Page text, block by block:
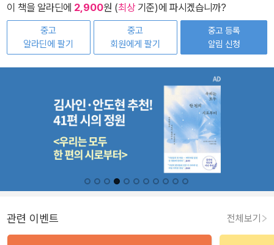
이 책을 알라딘에 2,900원 (최상기준)에 파시겠습니까?
중고
알라딘에 팔기
중고
회원에게 팔기
중고 등록
알림 신청
관련 이벤트 전체보기